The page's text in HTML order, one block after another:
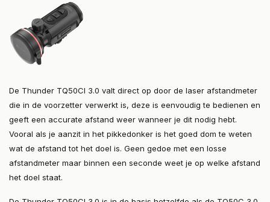
De Thunder TQ50Cl 3.0 valt direct op door de laser afstandmeter
die in de voorzetter verwerkt is, deze is eenvoudig te bedienen en
geeft een accurate afstand weer wanneer je dit nodig hebt.
Vooral als je aanzit in het pikkedonker is het goed dom te weten
wat de afstand tot het doel is. Geen gedoe met een losse
afstandmeter maar binnen een seconde weet je op welke afstand
het doel staat.